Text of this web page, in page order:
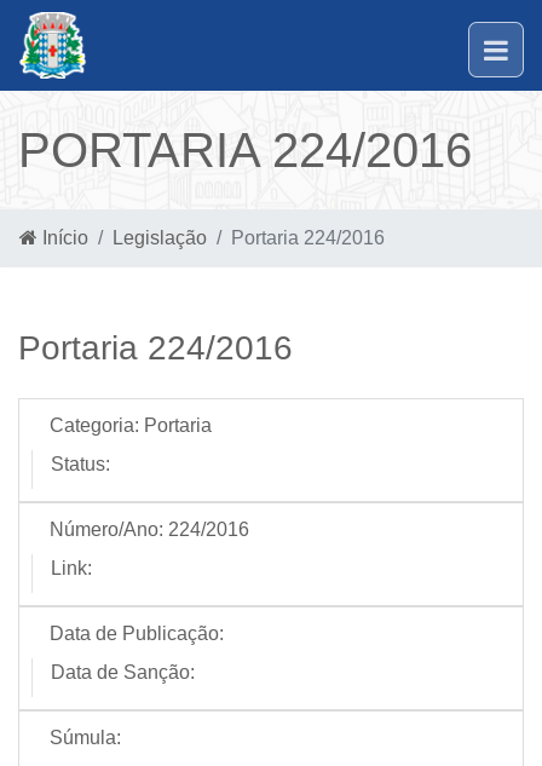
PORTARIA 224/2016
Início Legislação Portaria 224/2016
Portaria 224/2016
Categoria: Portaria
Status:
Número/Ano: 224/2016
Link:
Data de Publicação:
Data de Sanção:
Súmula: